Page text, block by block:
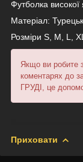
Футболка високої
Матеріал:
Розміри S, M, L,
Якщо ви робите
коментарях до
ГРУДІ, це
Приховати